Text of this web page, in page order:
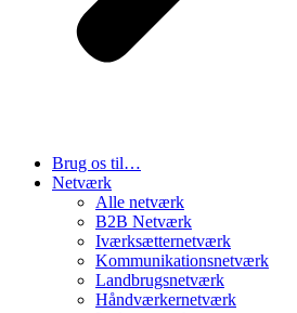
Brug os til…
Netværk
Alle netværk
B2B Netværk
Iværksætternetværk
Kommunikationsnetværk
Landbrugsnetværk
Håndværkernetværk